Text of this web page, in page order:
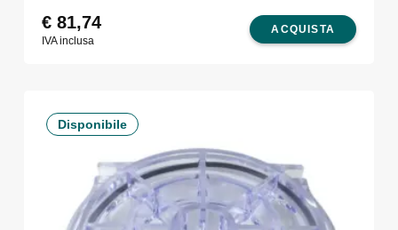
ACQUISTA
€81,74
IVA inclusa
Disponibile